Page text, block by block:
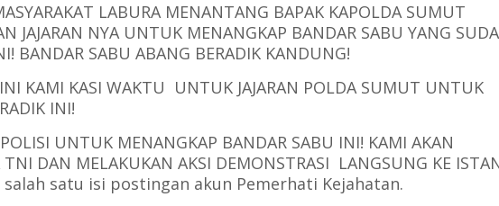
LABURA MENANTANG BAPAK KAPOLDA SUMUT
JAJARAN NYA UNTUK MENANGKAP BANDAR SABU YANG
BANDAR SABU ABANG BERADIK KANDUNG!
KAMI KASI WAKTU UNTUK JAJARAN POLDA SUMUT UNTUK
INI!
UNTUK MENANGKAP BANDAR SABU INI! KAMI AKAN
TNI DAN MELAKUKAN AKSI DEMONSTRASI LANGSUNG KE
salah satu isi postingan akun Pemerhati Kejahatan.